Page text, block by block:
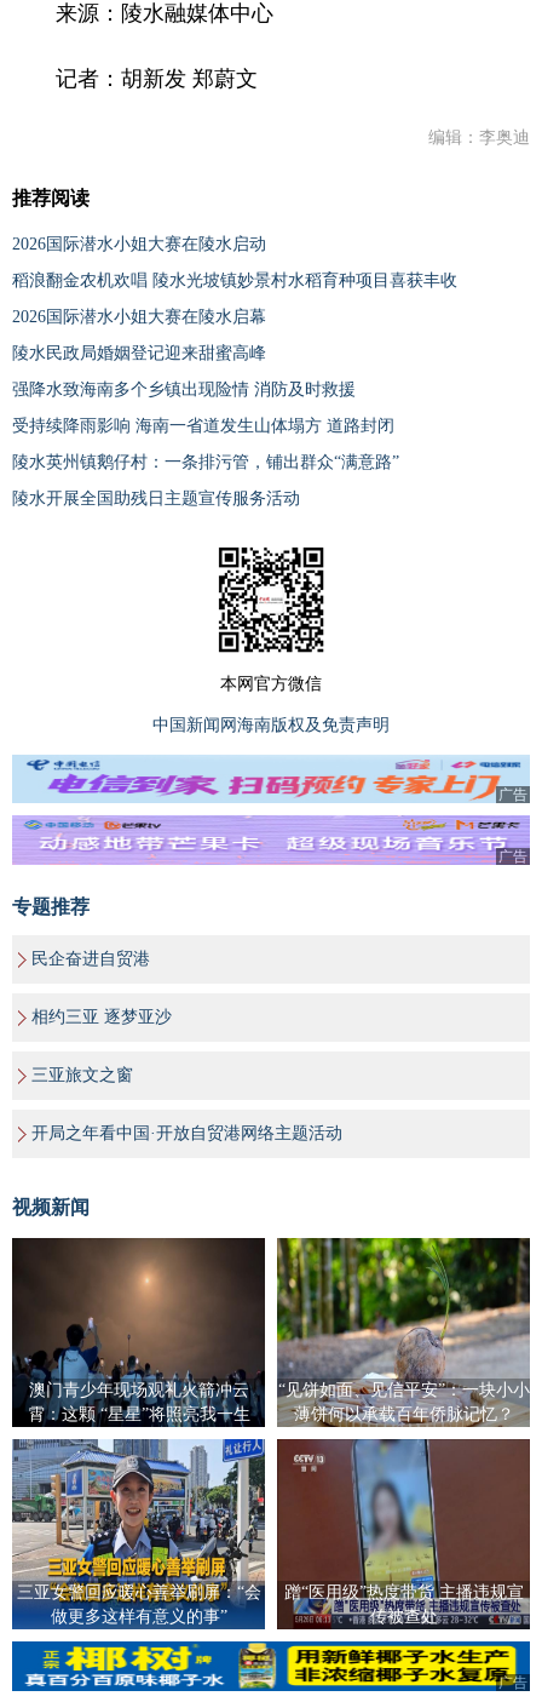
来源：陵水融媒体中心
记者：胡新发 郑蔚文
编辑：李奥迪
推荐阅读
2026国际潜水小姐大赛在陵水启动
稻浪翻金农机欢唱 陵水光坡镇妙景村水稻育种项目喜获丰收
2026国际潜水小姐大赛在陵水启幕
陵水民政局婚姻登记迎来甜蜜高峰
强降水致海南多个乡镇出现险情 消防及时救援
受持续降雨影响 海南一省道发生山体塌方 道路封闭
陵水英州镇鹅仔村：一条排污管，铺出群众“满意路”
陵水开展全国助残日主题宣传服务活动
本网官方微信
中国新闻网海南版权及免责声明
广告
广告
专题推荐
民企奋进自贸港
相约三亚 逐梦亚沙
三亚旅文之窗
开局之年看中国·开放自贸港网络主题活动
视频新闻
澳门青少年现场观礼火箭冲云
霄：这颗 “星星”将照亮我一生
“见饼如面、见信平安”：一块小小
薄饼何以承载百年侨脉记忆？
三亚女警回应暖心善举刷屏：“会
做更多这样有意义的事”
蹭“医用级”热度带货 主播违规宣
传被查处
广告